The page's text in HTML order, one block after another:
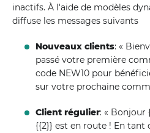
inactifs. À l'aide de modèles
diffuse les messages suivants
Nouveaux clients: «
passé votre première
code NEW10 pour
sur votre prochaine
Client régulier: « Bonjour
{{2}} est en route ! En